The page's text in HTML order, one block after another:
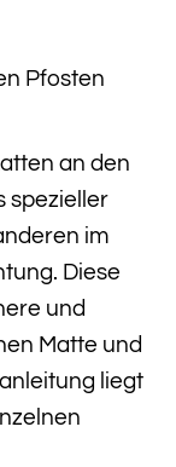
Pfosten
an den
spezieller
im
Diese
und
Matte und
liegt